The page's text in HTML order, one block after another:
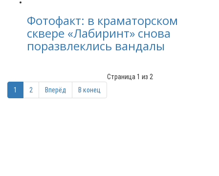
Фотофакт: в краматорском
сквере «Лабиринт» снова
поразвлеклись вандалы
Страница 1 из 2
1
2 Вперёд В конец